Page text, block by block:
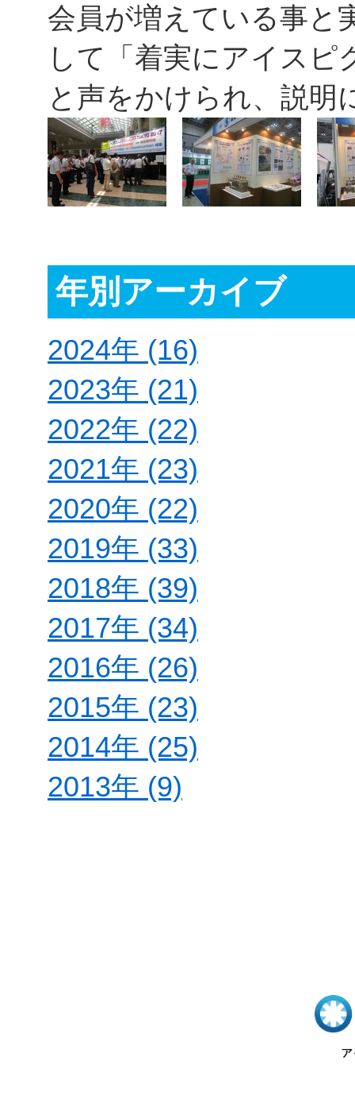
会員が増えている事と
して「着実にアイスピ
と声をかけられ、説明
年別アーカイブ
2024年 (16)
2023年 (21)
2022年 (22)
2021年 (23)
2020年 (22)
2019年 (33)
2018年 (39)
2017年 (34)
2016年 (26)
2015年 (23)
2014年 (25)
2013年 (9)